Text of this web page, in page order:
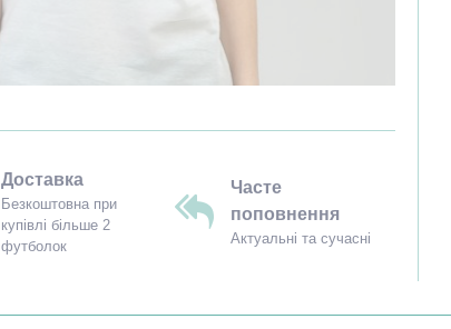
Доставка
Безкоштовна при
купівлі більше 2
футболок
Часте
поповнення
Актуальні та сучасні